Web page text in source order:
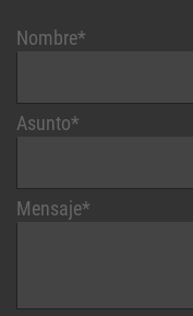
Nombre*
Asunto*
Mensaje*